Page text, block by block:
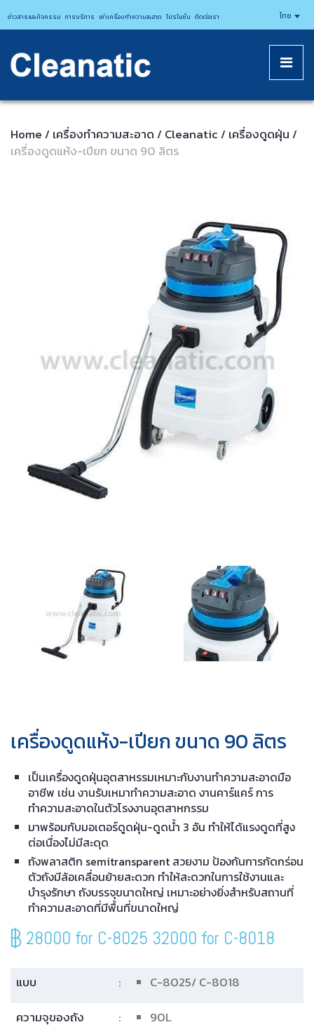
CLEANATICJ
ข่าวสารและกิจกรรม การบริการ เช่าเครื่องทำความสะอาด โปรโมชั่น ติดต่อเรา ไทย
Home / เครื่องทำความสะอาด / Cleanatic / เครื่องดูดฝุ่น /
เครื่องดูดแห้ง-เปียก ขนาด 90 ลิตร
เครื่องดูดแห้ง-เปียก ขนาด 90 ลิตร
เป็นเครื่องดูดฝุ่นอุตสาหรรมเหมาะกับงานทำความสะอาดมือ
อาชีพ เช่น งานรับเหมาทำความสะอาด งานคาร์แคร์ การ
ทำความสะอาดในตัวโรงงานอุตสาหกรรม
มาพร้อมกับมอเตอร์ดูดฝุ่น-ดูดน้ำ 3 อัน ทำให้ได้แรงดูดที่สูง
ต่อเนื่องไม่มีสะดุด
ถังพลาสติก semitransparent สวยงาม ป้องกันการกัดกร่อน
ตัวถังมีล้อเคลื่อนย้ายสะดวก ทำให้สะดวกในการใช้งานและ
บำรุงรักษา ถังบรรจุขนาดใหญ่ เหมาะอย่างยิ่งสำหรับสถานที่
ทำความสะอาดที่มีพื้นที่ขนาดใหญ่
28000 for C-8025 32000 for C-8018
แบบ :
C-8025/ C-8018
ความจุของถัง
:
90L